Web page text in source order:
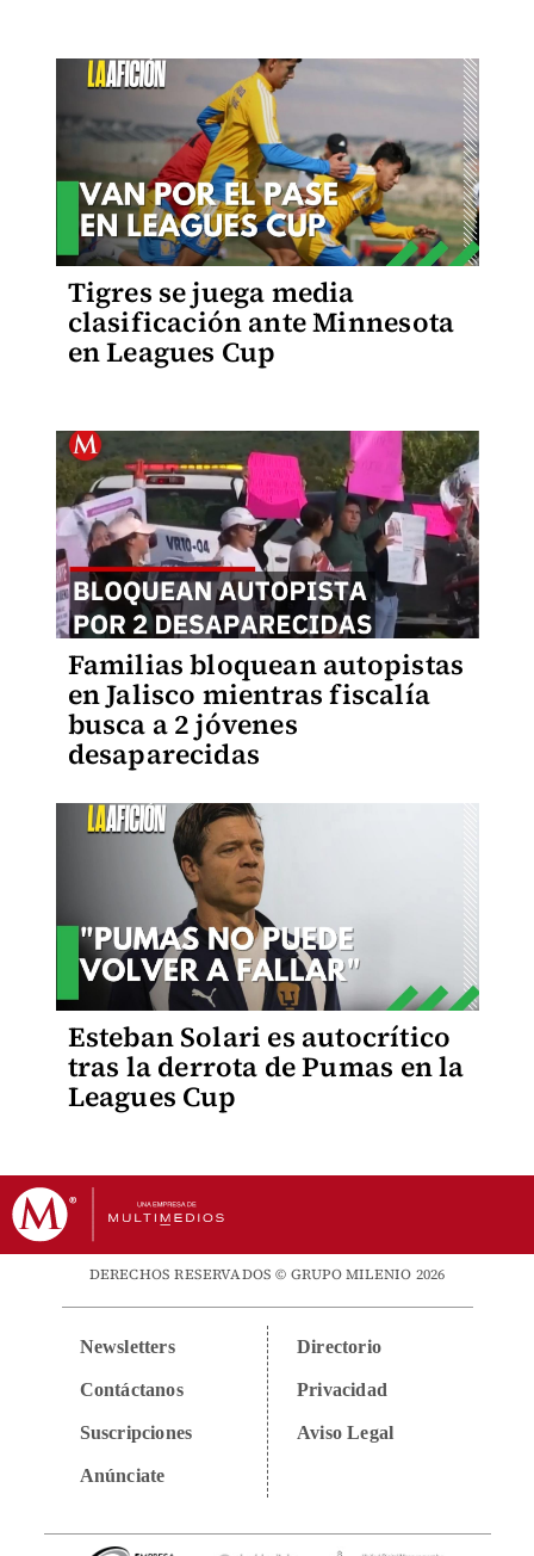
Tigres se juega media
clasificación ante Minnesota
en Leagues Cup
Familias bloquean autopistas
en Jalisco mientras fiscalía
busca a 2 jóvenes
desaparecidas
Esteban Solari es autocrítico
tras la derrota de Pumas en la
Leagues Cup
DERECHOS RESERVADOS © GRUPO MILENIO 2026
Newsletters
Contáctanos
Suscripciones
Anúnciate
Directorio
Privacidad
Aviso Legal